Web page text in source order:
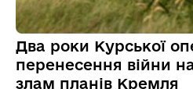
Два роки Курської
перенесення війни
злам планів Кремля